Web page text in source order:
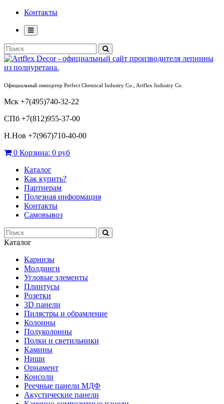
Контакты
Официальный импортер Perfect Chemical Industry Co., Artflex Industry Co.
Мск +7(495)740-32-22
СПб +7(812)955-37-00
Н.Нов +7(967)710-40-00
0 Корзина: 0 руб
Каталог
Как купить?
Партнерам
Полезная информация
Контакты
Самовывоз
Каталог
Карнизы
Молдинги
Угловые элементы
Плинтусы
Розетки
3D панели
Пилястры и обрамление
Колонны
Полуколонны
Полки и светильники
Камины
Ниши
Орнамент
Консоли
Реечные панели МДФ
Акустические панели